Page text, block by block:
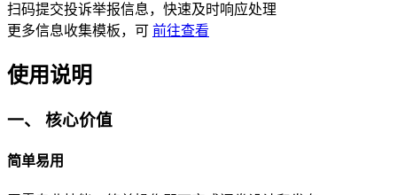
扫码提交投诉举报信息，快速及时响应处理
更多信息收集模板，可 前往查看
使用说明
一、 核心价值
简单易用